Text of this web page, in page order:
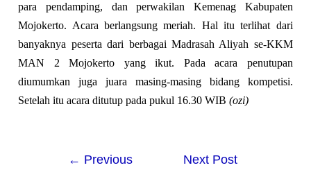
para pendamping, dan perwakilan Kemenag Kabupaten
Mojokerto. Acara berlangsung meriah. Hal itu terlihat dari
banyaknya peserta dari berbagai Madrasah Aliyah se-KKM
MAN 2 Mojokerto yang ikut. Pada acara penutupan
diumumkan juga juara masing-masing bidang kompetisi.
Setelah itu acara ditutup pada pukul 16.30 WIB(ozi)
← Previous
Next Post